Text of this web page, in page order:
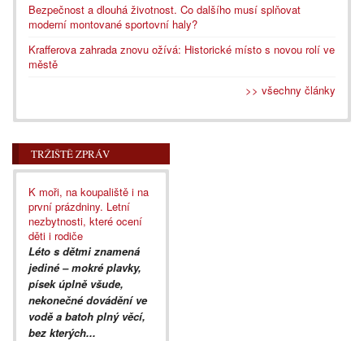
Bezpečnost a dlouhá životnost. Co dalšího musí splňovat
moderní montované sportovní haly?
Krafferova zahrada znovu ožívá: Historické místo s novou rolí ve
městě
>> všechny články
TRŽIŠTĚ ZPRÁV
K moři, na koupaliště i na
první prázdniny. Letní
nezbytnosti, které ocení
děti i rodiče
Léto s dětmi znamená
jediné – mokré plavky,
písek úplně všude,
nekonečné dovádění ve
vodě a batoh plný věcí,
bez kterých...